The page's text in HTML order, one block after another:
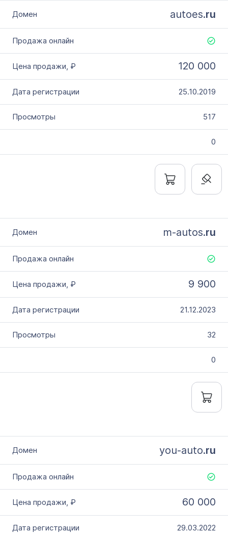
autoes.ru
120 000
25.10.2019
517
0
m-autos.ru
9 900
21.12.2023
32
0
you-auto.ru
60 000
29.03.2022